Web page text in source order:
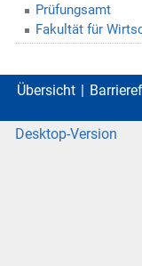
Prüfungsamt
Fakultät für
Übersicht
Desktop-Version